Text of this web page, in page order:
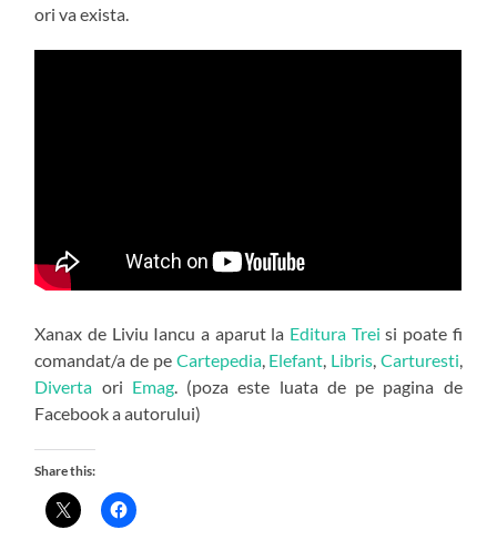
ori va exista.
Xanax de Liviu Iancu a aparut la Editura Trei si poate fi
comandat/a de pe Cartepedia, Elefant Libris, Carturesti
Diverta ori Emag. (poza este luata de pe pagina de
Facebook a autorului)
Share this: